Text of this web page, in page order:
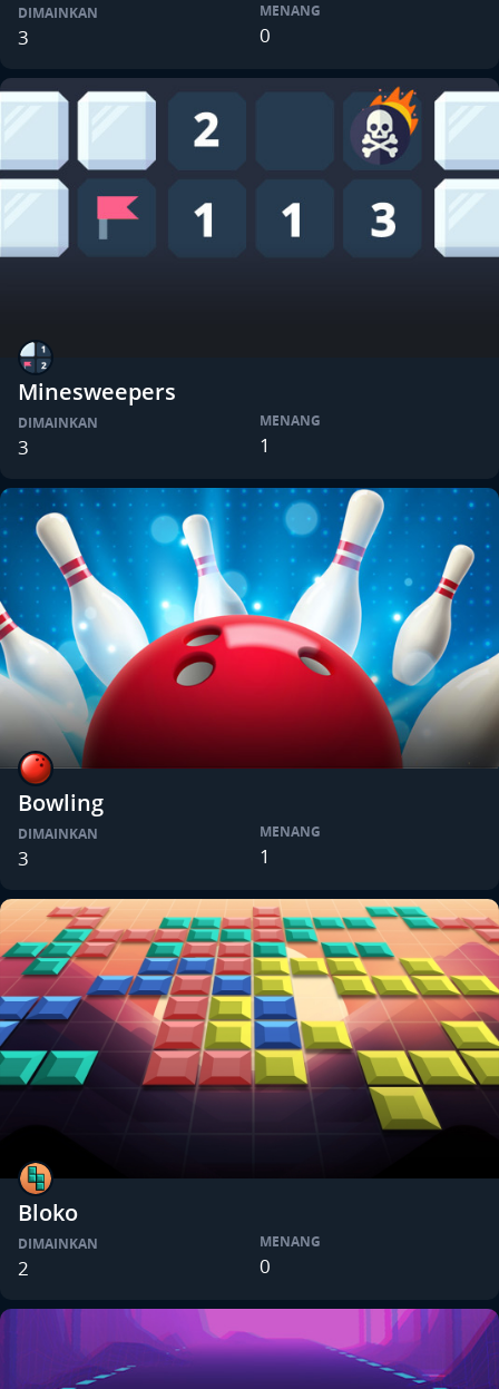
DIMAINKAN
3
MENANG
0
Minesweepers
DIMAINKAN
3
MENANG
1
Bowling
DIMAINKAN
3
MENANG
1
Bloko
DIMAINKAN
2
MENANG
0